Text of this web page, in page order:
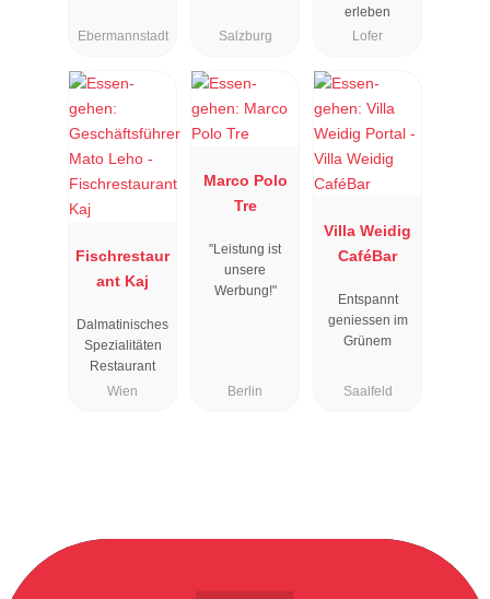
Ebermannstadt Salzburg
erleben
Lofer
Fischrestaur
ant Kaj
Dalmatinisches
Spezialitäten
Restaurant
Wien
Marco Polo
Tre
"Leistung ist
unsere
Werbung!"
Berlin
Villa Weidig
CaféBar
Entspannt
geniessen im
Grünem
Saalfeld